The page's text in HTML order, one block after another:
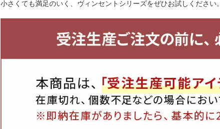
小さくても満足のいく、ヴィンセントシリーズをぜひお試しください。